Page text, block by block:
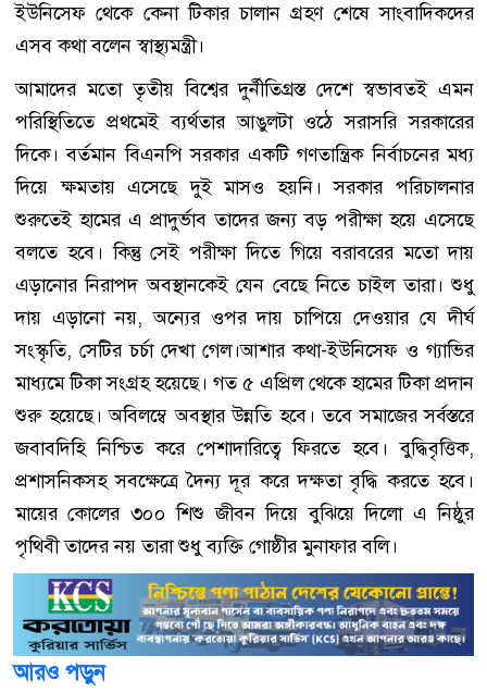
ইউনিসেফ থেকে কেনা টিকার চালান গ্রহণ শেষে সাংবাদিকদের
এসব কথা বলেন স্বাস্থ্যমন্ত্রী।
আমাদের মতো তৃতীয় বিশ্বের দুর্নীতিগ্রস্ত দেশে স্বভাবতই এমন
পরিস্থিতিতে প্রথমেই ব্যর্থতার আঙুলটা ওঠে সরাসরি সরকারের
দিকে। বর্তমান বিএনপি সরকার একটি গণতান্ত্রিক নির্বাচনের মধ্য
দিয়ে ক্ষমতায় এসেছে দুই মাসও হয়নি। সরকার পরিচালনার
শুরুতেই হামের এ প্রাদুর্ভাব তাদের জন্য বড় পরীক্ষা হয়ে এসেছে
বলতে হবে। কিন্তু সেই পরীক্ষা দিতে গিয়ে বরাবরের মতো দায়
এড়ানোর নিরাপদ অবস্থানকেই যেন বেছে নিতে চাইল তারা। শুধু
দায় এড়ানো নয়, অন্যের ওপর দায় চাপিয়ে দেওয়ার যে দীর্ঘ
সংস্কৃতি, সেটির চর্চা দেখা গেল।আশার কথা-ইউনিসেফ ও গ্যাভির
মাধ্যমে টিকা সংগ্রহ হয়েছে। গত ৫ এপ্রিল থেকে হামের টিকা প্রদান
শুরু হয়েছে। অবিলম্বে অবস্থার উন্নতি হবে। তবে সমাজের সর্বস্তরে
জবাবদিহি নিশ্চিত করে পেশাদারিত্বে ফিরতে হবে। বুদ্ধিবৃত্তিক,
প্রশাসনিকসহ সবক্ষেত্রে দৈন্য দূর করে দক্ষতা বৃদ্ধি করতে হবে।
মায়ের কোলের ৩০০ শিশু জীবন দিয়ে বুঝিয়ে দিলো এ নিষ্ঠুর
পৃথিবী তাদের নয় তারা শুধু ব্যক্তি গোষ্ঠীর মুনাফার বলি।
আরও পড়ুন